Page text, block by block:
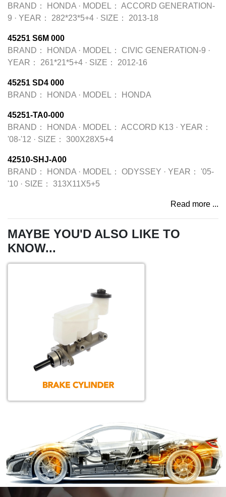
BRAND：
HONDA · MODEL： ACCORD GENERATION-
9 · YEAR： 282*23*5+4 · SIZE： 2013-18
45251 S6M 000
BRAND：
HONDA · MODEL： CIVIC GENERATION-9 ·
YEAR：
261*21*5+4 · SIZE： 2012-16
45251 SD4 000
BRAND：
HONDA · MODEL： HONDA
45251-TA0-000
BRAND：
HONDA · MODEL： ACCORD K13 · YEAR：
'08-'12 · SIZE： 300X28X5+4
42510-SHJ-A00
BRAND：
HONDA · MODEL： ODYSSEY · YEAR：
'05-
'10 · SIZE： 313X11X5+5
Read more ...
MAYBE YOU'D ALSO LIKE TO
KNOW...